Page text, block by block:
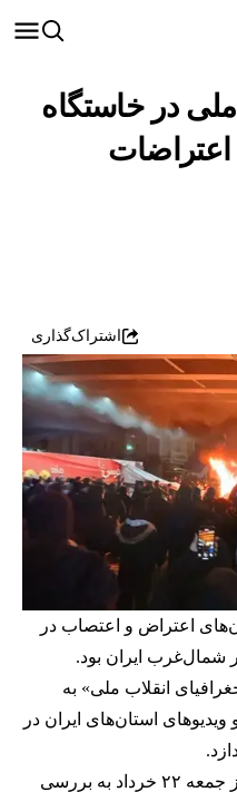
ملی در خاستگاه
اشتراک‌گذاری
اعتراض و اعتصاب در
انقلاب ملی دی‌ماه ۱۴۰۴ در شمال‌غرب ایران بود.
انقلاب ملی» به
استان‌های ایران در
در نخستین قسمت، این برنامه روز جمعه ۲۲ خرداد به بررسی